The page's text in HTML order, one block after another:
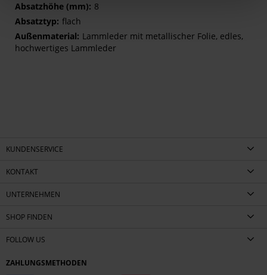
8
flach
Lammleder mit metallischer Folie, edles,
hochwertiges Lammleder
KUNDENSERVICE
KONTAKT
UNTERNEHMEN
SHOP FINDEN
FOLLOW US
ZAHLUNGSMETHODEN